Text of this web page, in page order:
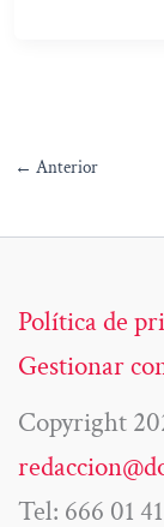
← Anterior
Política de
Gestionar
Copyright
Tel: 666 01